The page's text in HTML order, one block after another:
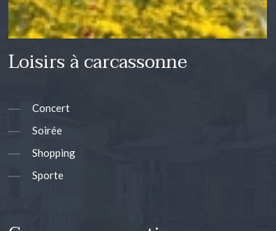
Loisirs à carcassonne
Concert
Soirée
Shopping
Sporte